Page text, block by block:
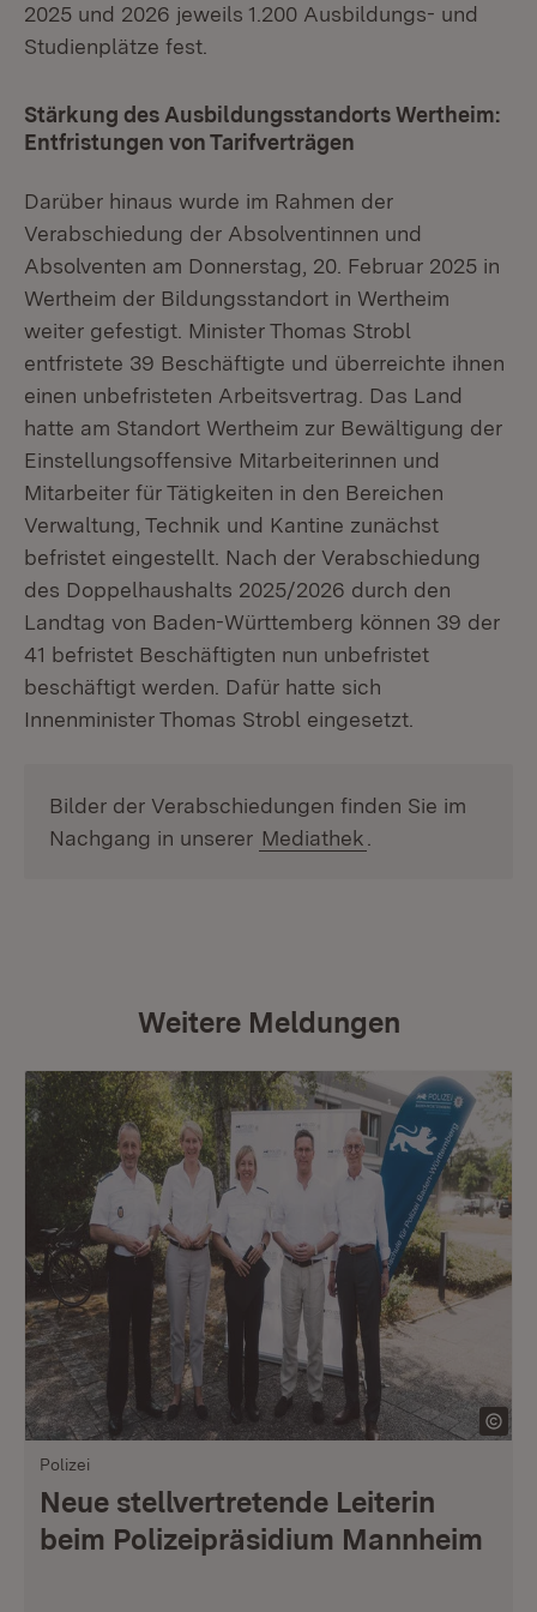
2025 und 2026 jeweils 1.200 Ausbildungs- und
Studienplätze fest.
Stärkung des Ausbildungsstandorts Wertheim:
Entfristungen von Tarifverträgen
Darüber hinaus wurde im Rahmen der
Verabschiedung der Absolventinnen und
Absolventen am Donnerstag, 20. Februar 2025 in
Wertheim der Bildungsstandort in Wertheim
weiter gefestigt. Minister Thomas Strobl
entfristete 39 Beschäftigte und überreichte ihnen
einen unbefristeten Arbeitsvertrag. Das Land
hatte am Standort Wertheim zur Bewältigung der
Einstellungsoffensive Mitarbeiterinnen und
Mitarbeiter für Tätigkeiten in den Bereichen
Verwaltung, Technik und Kantine zunächst
befristet eingestellt. Nach der Verabschiedung
des Doppelhaushalts 2025/2026 durch den
Landtag von Baden-Württemberg können 39 der
41 befristet Beschäftigten nun unbefristet
beschäftigt werden. Dafür hatte sich
Innenminister Thomas Strobl eingesetzt.
Bilder der Verabschiedungen finden Sie im
Nachgang in unserer Mediathek
Weitere Meldungen
Polizei
Neue stellvertretende Leiterin
beim Polizeipräsidium Mannheim